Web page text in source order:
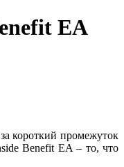
EA
короткий промежуток
Benefit EA – то, что